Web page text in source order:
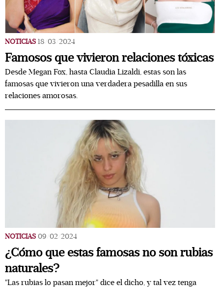
NOTICIAS 18/03/2024
Famosos que vivieron relaciones tóxicas
Desde Megan Fox, hasta Claudia Lizaldi, estas son las
famosas que vivieron una verdadera pesadilla en sus
relaciones amorosas.
NOTICIAS 09/02/2024
¿Cómo que estas famosas no son rubias
naturales?
"Las rubias lo pasan mejor" dice el dicho, y tal vez tenga